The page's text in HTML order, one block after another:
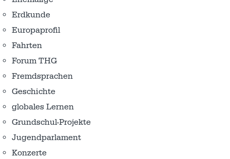
Erdkunde
Europaprofil
Fahrten
Forum THG
Fremdsprachen
Geschichte
globales Lernen
Grundschul-Projekte
Jugendparlament
Konzerte